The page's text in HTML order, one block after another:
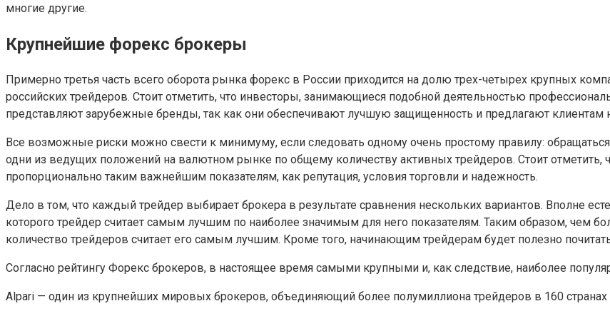
многие другие.
Крупнейшие форекс брокеры
Примерно третья часть всего оборота рынка форекс в России приходится на долю трех-четырех крупных
российских трейдеров. Стоит отметить, что инвесторы, занимающиеся подобной деятельностью
представляют зарубежные бренды, так как они обеспечивают лучшую защищенность и предлагают
Все возможные риски можно свести к минимуму, если следовать одному очень простому правилу:
одни из ведущих положений на валютном рынке по общему количеству активных трейдеров. Стоит отметить,
пропорционально таким важнейшим показателям, как репутация, условия торговли и надежность.
Дело в том, что каждый трейдер выбирает брокера в результате сравнения нескольких вариантов. Вполне
которого трейдер считает самым лучшим по наиболее значимым для него показателям. Таким образом, чем
количество трейдеров считает его самым лучшим. Кроме того, начинающим трейдерам будет полезно
Согласно рейтингу Форекс брокеров, в настоящее время самыми крупными и, как следствие, наиболее
Alpari — один из крупнейших мировых брокеров, объединяющий более полумиллиона трейдеров в 160